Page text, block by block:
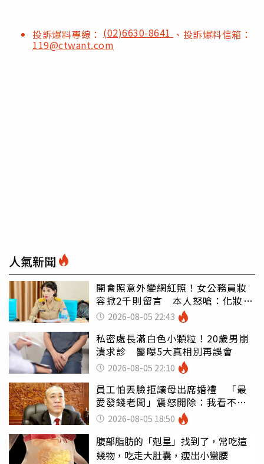
投訴爆料專線： (02)6630-8641 、投訴爆料信箱：
119@ctwant.com
人氣新聞
開會照意外變網紅照！女公務員妝
容掀2千則留言 本人怒嗆：化妝有
錯嗎2026-08-05 22:43
私密處長滿白色小顆粒！20歲男崩
潰求診 醫曝5大真相別再誤會
2026-08-05 22:10
員工怕丟臉拒讓母出席婚禮 「最
愛發錢老闆」震怒開除：我看不起
你 2026-08-05 18:50
腹部脂肪的「剋星」找到了，常吃這
幾物，吃走大肚囊，瘦出小蠻腰